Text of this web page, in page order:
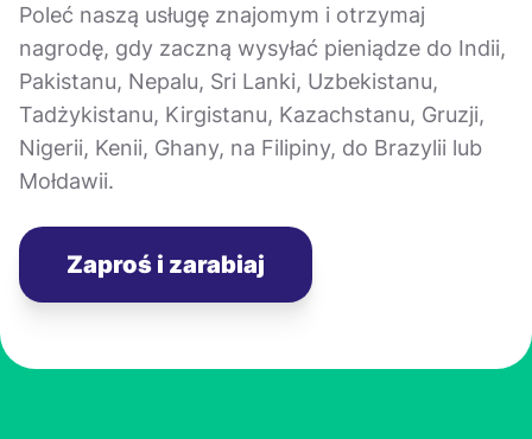
Poleć naszą usługę znajomym i otrzymaj
nagrodę, gdy zaczną wysyłać pieniądze do Indii,
Pakistanu, Nepalu, Sri Lanki, Uzbekistanu,
Tadżykistanu, Kirgistanu, Kazachstanu, Gruzji,
Nigerii, Kenii, Ghany, na Filipiny, do Brazylii lub
Mołdawii.
Zaproś i zarabiaj